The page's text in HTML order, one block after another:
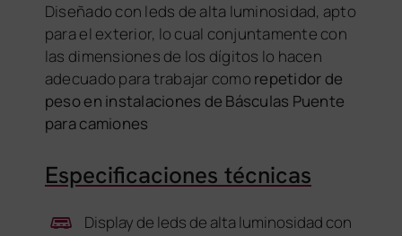
Diseñado con leds de alta luminosidad, apto
para el exterior, lo cual conjuntamente con
las dimensiones de los dígitos lo hacen
adecuado para trabajar como repetidor de
peso en instalaciones de Básculas Puente
para camiones
Especificaciones técnicas
Display de leds de alta luminosidad con